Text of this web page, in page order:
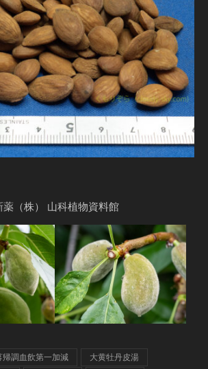
（株） 山科植物資料館
帰調血飲第一加減
大黄牡丹皮湯